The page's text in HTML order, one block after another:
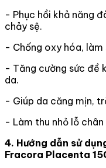
- Phục hồi khả năng
chảy sệ.
- Chống oxy hóa, làm
- Tăng cường sức đề
da.
- Giúp da căng mịn,
- Làm thu nhỏ lỗ chân
4. Hướng dẫn sử
Fracora Placenta